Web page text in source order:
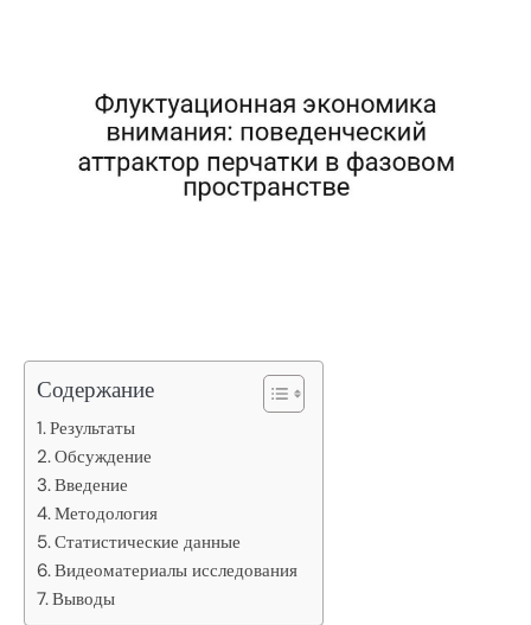
Содержание
Результаты
Обсуждение
Введение
Методология
Статистические данные
Видеоматериалы исследования
Выводы